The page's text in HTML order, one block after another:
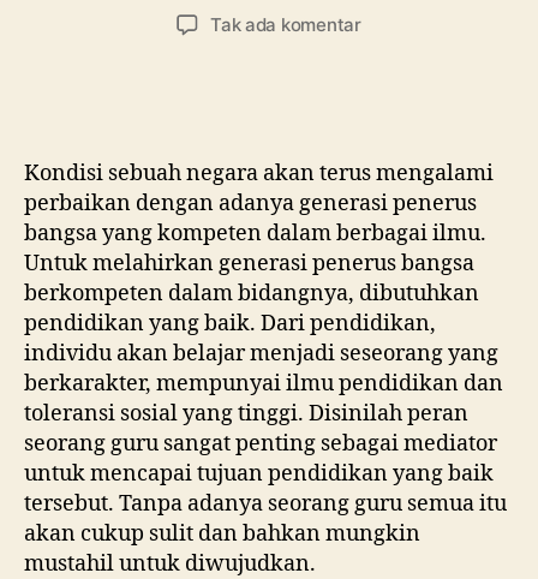
artikel
Tak ada komentarpada
Ma’arif
1
Metro
Membebaskan
Siswa
Berkreasi
Merayakan
Hari
Guru
Nasional
Kondisi sebuah negara akan terus mengalami
perbaikan dengan adanya generasi penerus
bangsa yang kompeten dalam berbagai ilmu.
Untuk melahirkan generasi penerus bangsa
berkompeten dalam bidangnya, dibutuhkan
pendidikan yang baik. Dari pendidikan,
individu akan belajar menjadi seseorang yang
berkarakter, mempunyai ilmu pendidikan dan
toleransi sosial yang tinggi. Disinilah peran
seorang guru sangat penting sebagai mediator
untuk mencapai tujuan pendidikan yang baik
tersebut. Tanpa adanya seorang guru semua itu
akan cukup sulit dan bahkan mungkin
mustahil untuk diwujudkan.